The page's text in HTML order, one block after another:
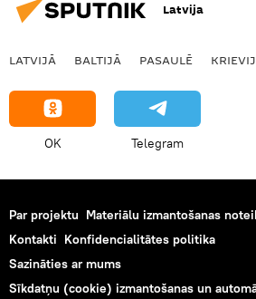
Latvija
LATVIJĀ BALTIJĀ PASAULĒ
OK Telegram
Par projektu Materiālu izmantošanas
Kontakti Konfidencialitātes politika
Sazināties ar mums
Sīkdatņu (cookie) izmantošanas un